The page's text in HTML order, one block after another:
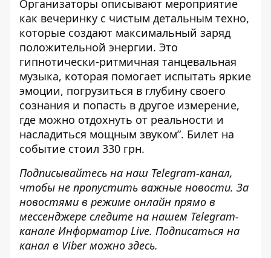
Организаторы описывают мероприятие
как вечеринку с чистым детальным техно,
которые создают максимальный заряд
положительной энергии. Это
гипнотически-ритмичная танцевальная
музыка, которая помогает испытать яркие
эмоции, погрузиться в глубину своего
сознания и попасть в другое измерение,
где можно отдохнуть от реальности и
насладиться мощным звуком”. Билет на
событие стоил 330 грн.
Подписывайтесь на наш Telegram-канал,
чтобы не пропустить важные новости. За
новостями в режиме онлайн прямо в
мессенджере следите на нашем Telegram-
канале Информатор Live. Подписаться на
канал в Viber можно здесь.